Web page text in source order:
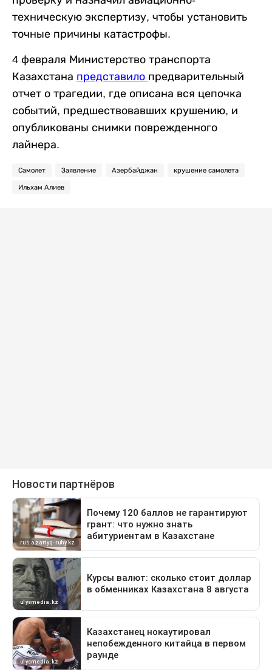
техническую экспертизу, чтобы установить
точные причины катастрофы.
4 февраля Министерство транспорта
Казахстана представило предварительный
отчет о трагедии, где описана вся цепочка
событий, предшествовавших крушению, и
опубликованы снимки поврежденного
лайнера.
Самолет Заявление Азербайджан крушение самолета
Ильхам Алиев